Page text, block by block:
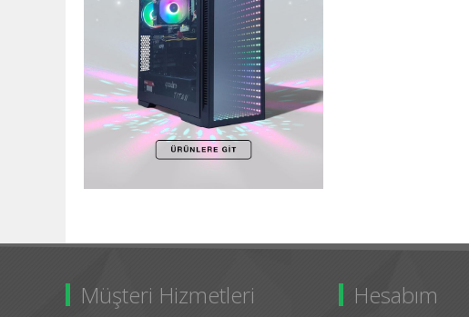
Müşteri Hizmetleri Hesabım